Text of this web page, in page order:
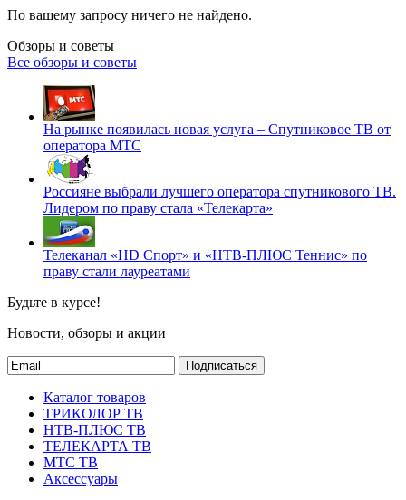
По вашему запросу ничего не найдено.
Обзоры и советы
Все обзоры и советы
На рынке появилась новая услуга – Спутниковое ТВ от
оператора МТС
Россияне выбрали лучшего оператора спутникового ТВ.
Лидером по праву стала «Телекарта»
Телеканал «HD Спорт» и «НТВ-ПЛЮС Теннис» по
праву стали лауреатами
Будьте в курсе!
Новости, обзоры и акции
Подписаться
Каталог товаров
ТРИКОЛОР ТВ
НТВ-ПЛЮС ТВ
ТЕЛЕКАРТА ТВ
МТС ТВ
Аксессуары